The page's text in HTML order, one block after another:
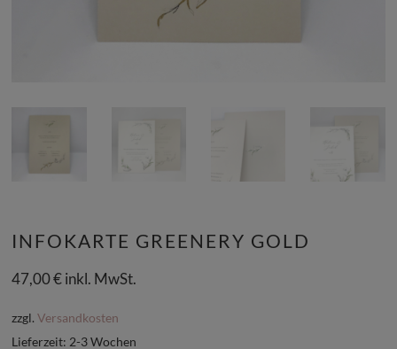
INFOKARTE GREENERY GOLD
47,00€inkl. MwSt.
zzgl.Versandkosten
Lieferzeit: 2-3 Wochen